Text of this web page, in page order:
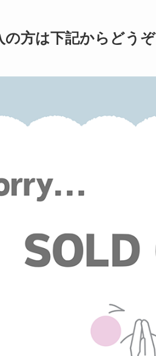
方は下記からどうぞ